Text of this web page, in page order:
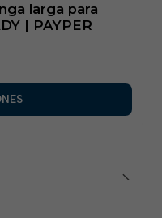
larga para
| PAYPER